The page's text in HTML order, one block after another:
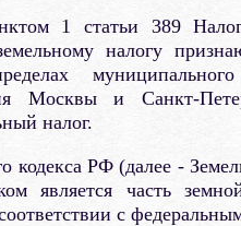
1 статьи 389
налогу
Москвы и Санкт-
налог.
кодекса РФ (далее -
является часть
с